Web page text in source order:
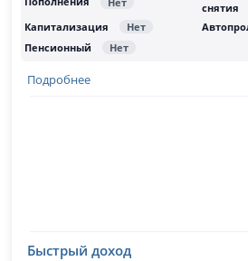
Подробнее
Быстрый доход